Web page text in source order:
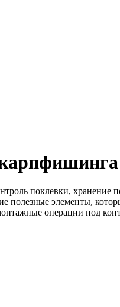
поклевки,
полезные элементы,
операции под